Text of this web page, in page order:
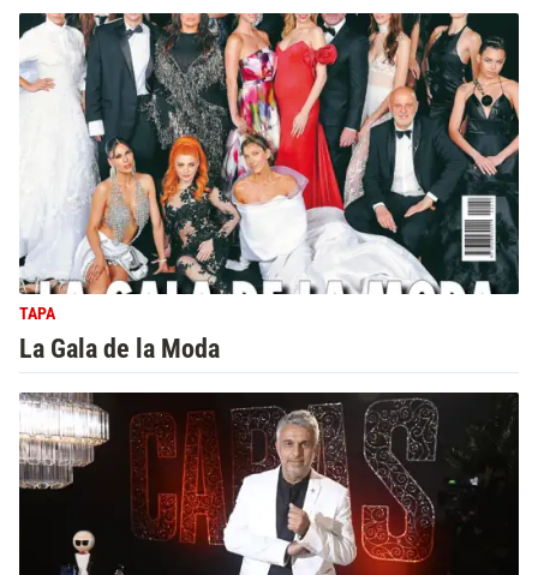
TAPA
La Gala de la Moda